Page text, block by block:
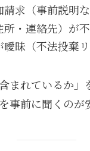
求（事前説明な
所・連絡先）が
昧（不法投棄リ
まれているか」
事前に聞くのが